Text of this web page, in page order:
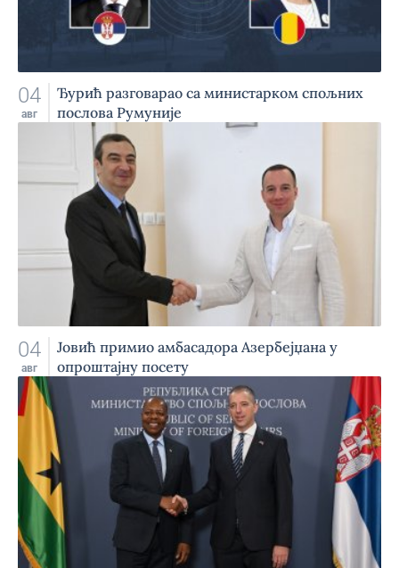
04
авг
Ђурић разговарао са министарком спољних
послова Румуније
04
авг
Jовић примио амбасадора Азербејџана у
опроштајну посету